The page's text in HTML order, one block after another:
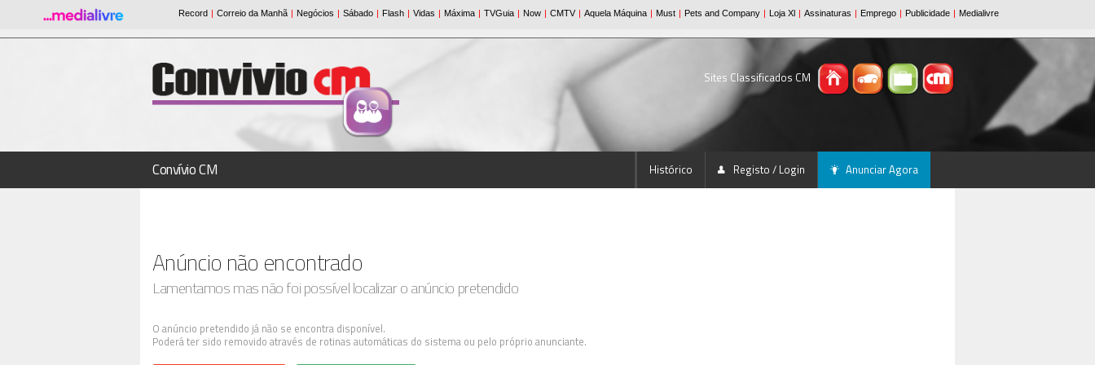
Sites Classificados CM
Convívio CM Histórico Registo / Login Anunciar Agora
Anúncio não encontrado
Lamentamos mas não foi possível localizar o anúncio pretendido
O anúncio pretendido já não se encontra disponível.
Poderá ter sido removido através de rotinas automáticas do sistema ou pelo próprio anunciante.